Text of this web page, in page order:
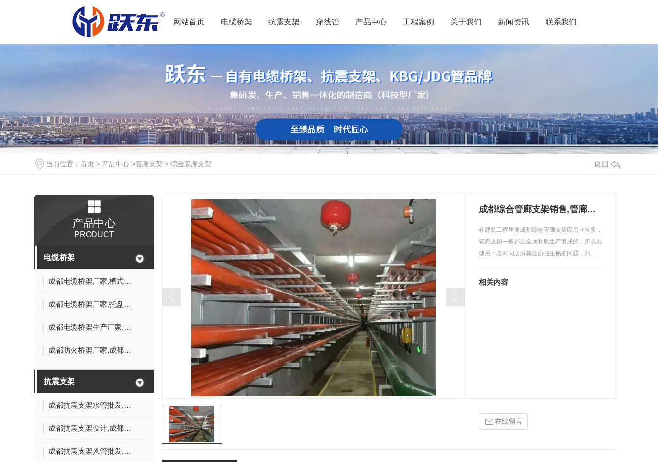
网站首页 电缆桥架 抗震支架 穿线管 产品中心 工程案例 关于我们 新闻资讯 联系我们
当前位置： 首页 > 产品中心 >管廊支架 > 综合管廊支架 返回
产品中心
PRODUCT
电缆桥架
成都电缆桥架厂家,槽式桥架价格
成都电缆桥架厂家,托盘式桥架价格
成都电缆桥架生产厂家,成都梯式桥架批发
成都防火桥架厂家,成都防火桥架销售
抗震支架
成都抗震支架水管批发,成都抗震支架制作
成都抗震支架设计,成都抗震支架价格
成都抗震支架风管批发,成都抗震支架厂家
成都综合管廊支架销售,管廊支架批发
在建筑工程里面成都综合管廊支架应用非常多，
管廊支架一般都是金属材质生产而成的，所以在
使用一段时间之后就会面临生锈的问题，那…
相关内容
在线留言